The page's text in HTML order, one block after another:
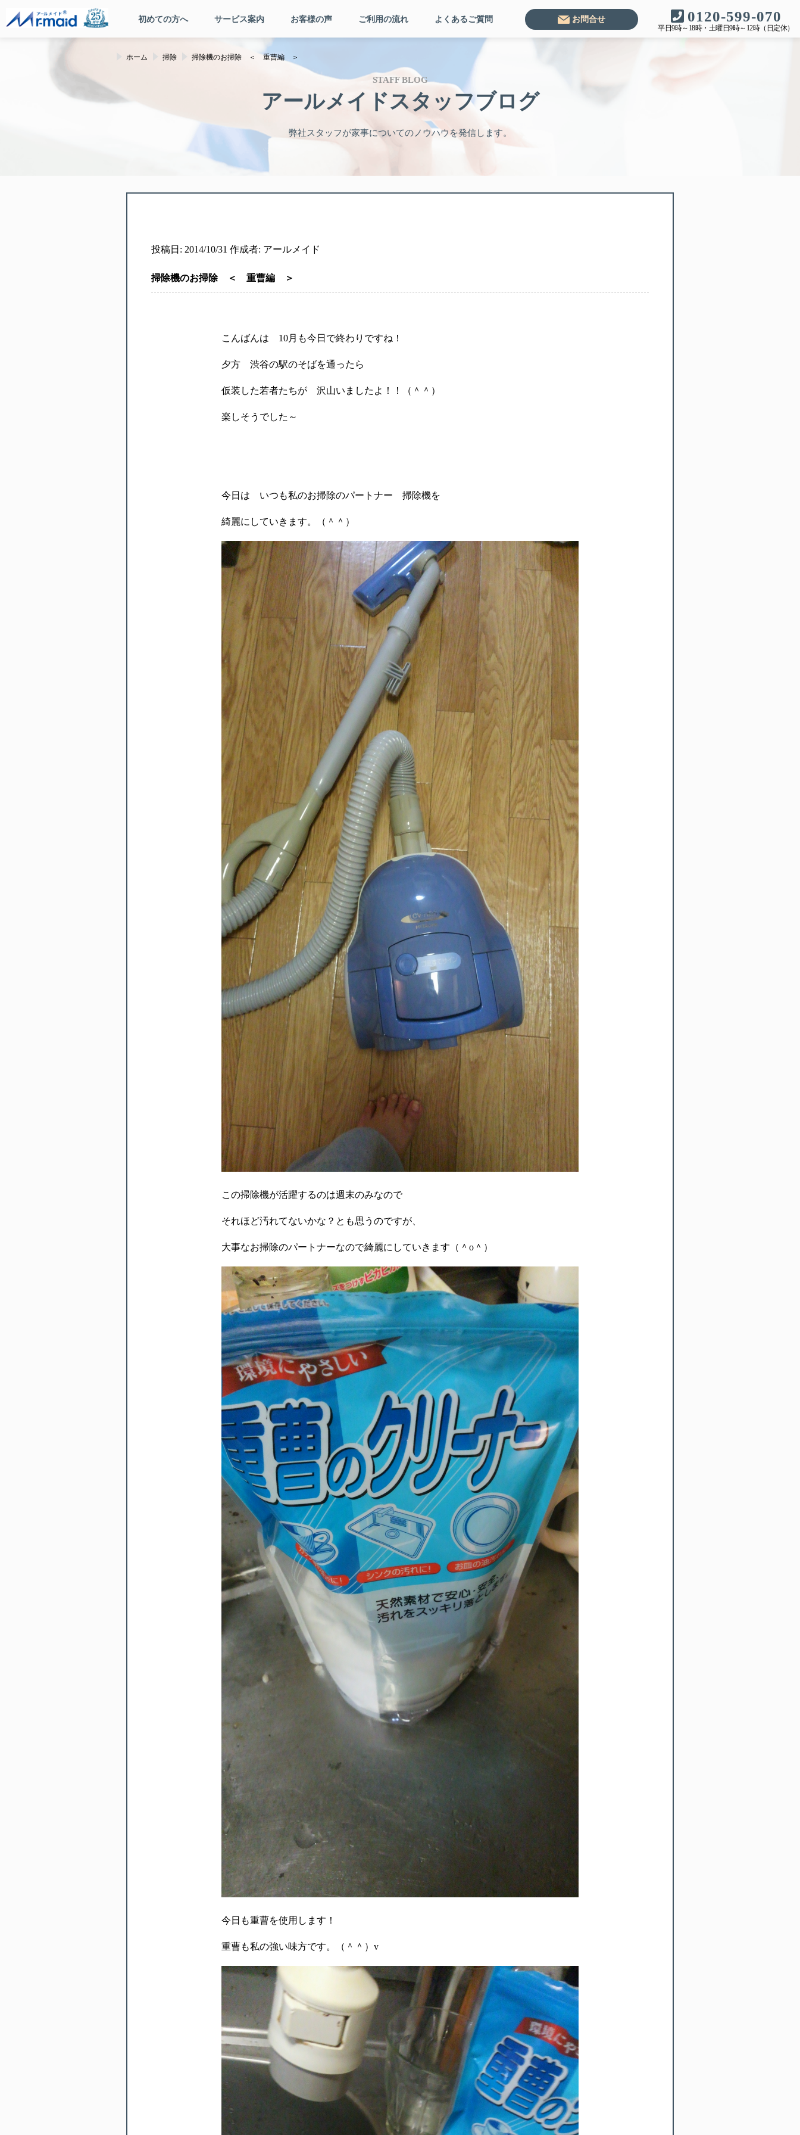
初めての方へ サービス案内 お客様の声 ご利用の流れ よくあるご質問 お問合せ 0120-599-070
平日9時～18時・土曜日9時～12時（日定休）
STAFF BLOG
アールメイドスタッフブログ
弊社スタッフが家事についてのノウハウを発信します。
ホーム 掃除 掃除機のお掃除 ＜ 重曹編 ＞
投稿日: 2014/10/31 作成者: アールメイド
掃除機のお掃除 ＜ 重曹編 ＞
こんばんは 10月も今日で終わりですね！
夕方 渋谷の駅のそばを通ったら
仮装した若者たちが 沢山いましたよ！！（＾＾）
楽しそうでした～
今日は いつも私のお掃除のパートナー 掃除機を
綺麗にしていきます。（＾＾）
この掃除機が活躍するのは週末のみなので
それほど汚れてないかな？とも思うのですが、
大事なお掃除のパートナーなので綺麗にしていきます（＾o＾）
今日も重曹を使用します！
重曹も私の強い味方です。（＾＾）v